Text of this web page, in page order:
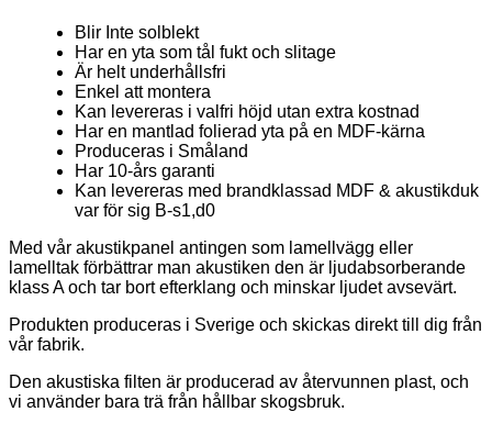
Blir Inte solblekt
Har en yta som tål fukt och slitage
Är helt underhållsfri
Enkel att montera
Kan levereras i valfri höjd utan extra kostnad
Har en mantlad folierad yta på en MDF-kärna
Produceras i Småland
Har 10-års garanti
Kan levereras med brandklassad MDF & akustikduk
var för sig B-s1,d0
Med vår akustikpanel antingen som lamellvägg eller
lamelltak förbättrar man akustiken den är ljudabsorberande
klass A och tar bort efterklang och minskar ljudet avsevärt.
Produkten produceras i Sverige och skickas direkt till dig från
vår fabrik.
Den akustiska filten är producerad av återvunnen plast, och
vi använder bara trä från hållbar skogsbruk.